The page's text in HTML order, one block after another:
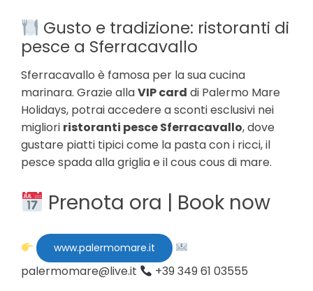
Gusto e tradizione: ristoranti di
pesce a Sferracavallo
Sferracavallo è famosa per la sua cucina
marinara. Grazie allaVIP card di Palermo Mare
Holidays, potrai accedere a sconti esclusivi nei
migliori ristoranti pesce Sferracavallo, dove
gustare piatti tipici come la pasta con i ricci, il
pesce spada alla griglia e il cous cous di mare.
Prenota ora | Book now
www.palermomare.it
palermomare@live.it +39 349 61 03555